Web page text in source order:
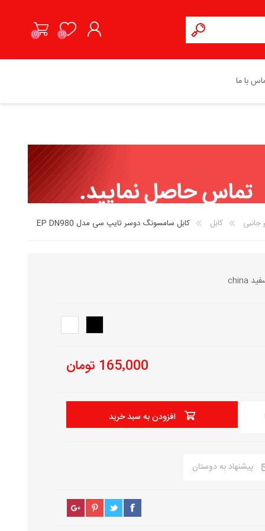
(0)
(0)
پاور بانک باتری موبایل هوآوی HUAWEI هاینو تکو HAINO TEKO
با ما
جانبی کابل کابل سامسونگ دوسر تایپ سی مدل EP DN980
165٬000 تومان
افزودن به سبد خرید
پیشنهاد به دوستان